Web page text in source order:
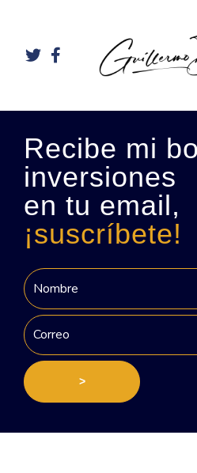
Recibe mi
inversiones
en tu email,
¡suscríbete!
>